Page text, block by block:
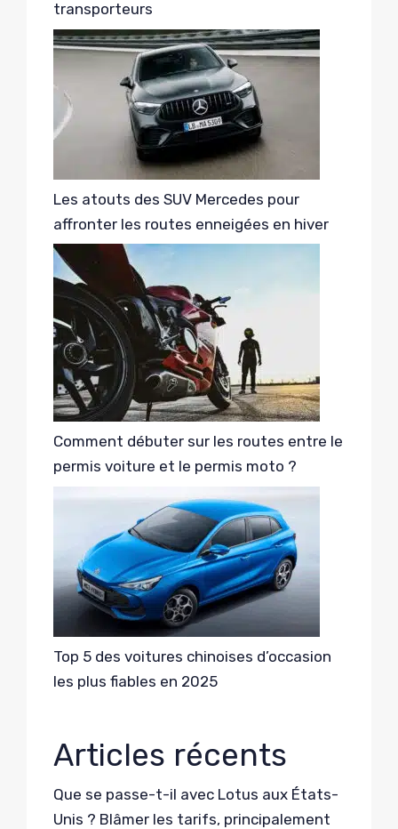
transporteurs
Les atouts des SUV Mercedes pour
affronter les routes enneigées en hiver
Comment débuter sur les routes entre le
permis voiture et le permis moto ?
Top 5 des voitures chinoises d’occasion
les plus fiables en 2025
Articles récents
Que se passe-t-il avec Lotus aux États-
Unis ? Blâmer les tarifs, principalement